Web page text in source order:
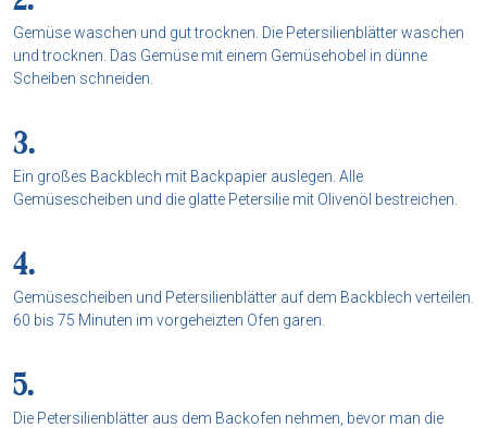
Gemüse waschen und gut trocknen. Die Petersilienblätter waschen
und trocknen. Das Gemüse mit einem Gemüsehobel in dünne
Scheiben schneiden.
Ein großes Backblech mit Backpapier auslegen. Alle
Gemüsescheiben und die glatte Petersilie mit Olivenöl bestreichen.
Gemüsescheiben und Petersilienblätter auf dem Backblech verteilen.
60 bis 75 Minuten im vorgeheizten Ofen garen.
Die Petersilienblätter aus dem Backofen nehmen, bevor man die